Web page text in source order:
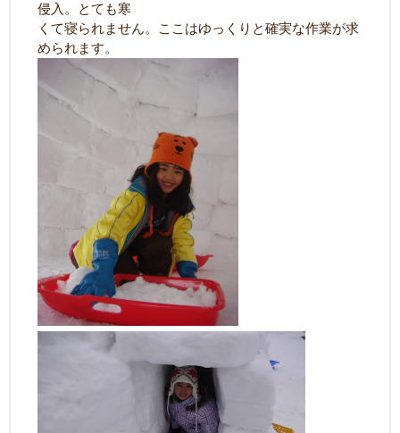
侵入。とても寒
くて寝られません。ここはゆっくりと確実な作業が求
められます。